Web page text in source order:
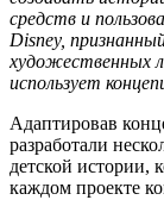
средств и
Disney,
художественных
использует
Адаптировав
разработали
детской истории,
каждом проекте